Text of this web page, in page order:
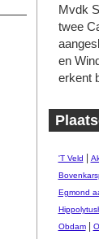
Mvdk
twee
en
erkent
'T Veld
Egmond
Obdam|